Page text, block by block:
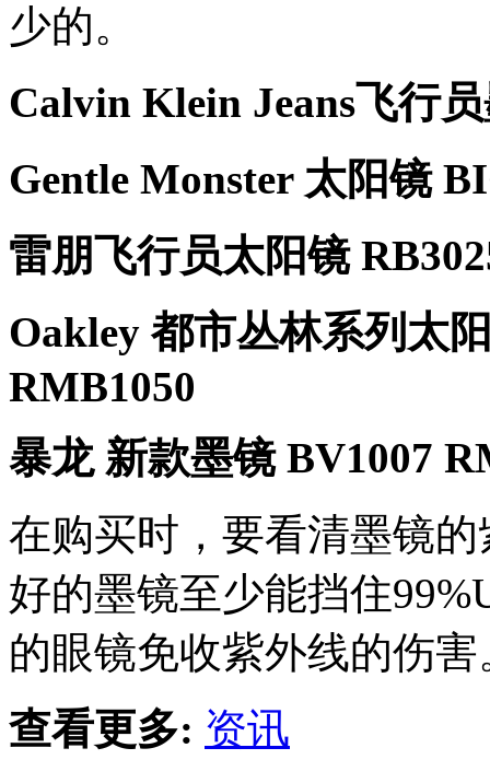
少的。
Calvin Klein Jeans飞行
Gentle Monster 太阳镜
雷朋飞行员太阳镜
Oakley 都市丛林系列太
RMB1050
暴龙 新款墨镜 BV1007
在购买时，要看清墨镜
好的墨镜至少能挡住
的眼镜免收紫外线的伤害
查看更多: 资讯